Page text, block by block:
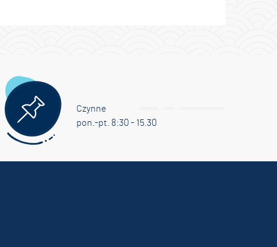
Czynne
pon.-pt. 8:30 - 15.30